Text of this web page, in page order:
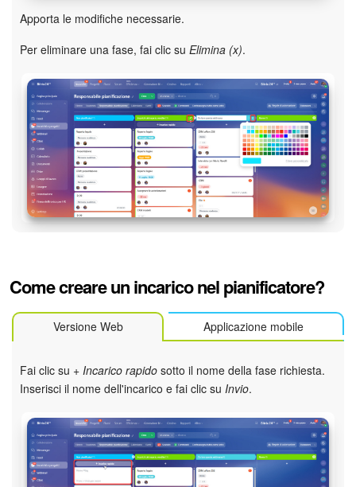
Apporta le modifiche necessarie.
Per eliminare una fase, fai clic su Elimina (x).
Come creare un incarico nel pianificatore?
Versione Web Applicazione mobile
Fai clic su + Incarico rapido sotto il nome della fase richiesta.
Inserisci il nome dell'incarico e fai clic su Invio.